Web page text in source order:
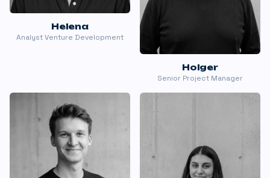
Helena
Analyst Venture Development
Holger
Senior Project Manager